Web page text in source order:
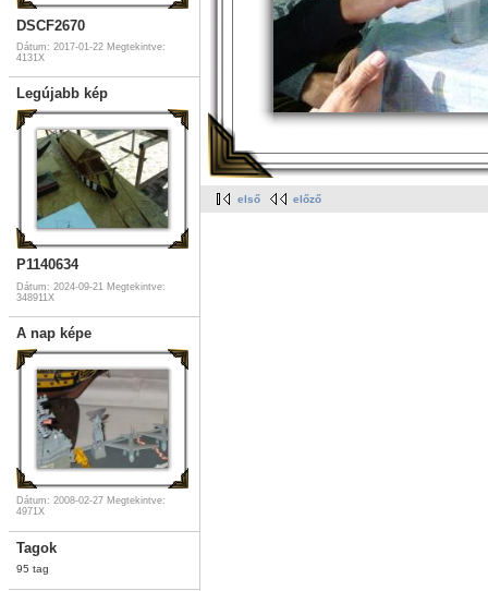
DSCF2670
Dátum: 2017-01-22 Megtekintve:
4131X
Legújabb kép
P1140634
Dátum: 2024-09-21 Megtekintve:
348911X
A nap képe
Dátum: 2008-02-27 Megtekintve:
4971X
Tagok
95 tag
első előző